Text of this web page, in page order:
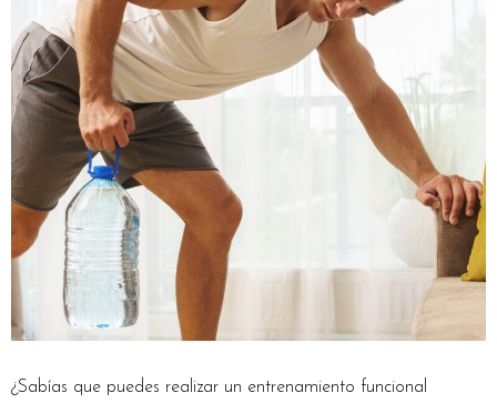
¿Sabías que puedes realizar un entrenamiento funcional